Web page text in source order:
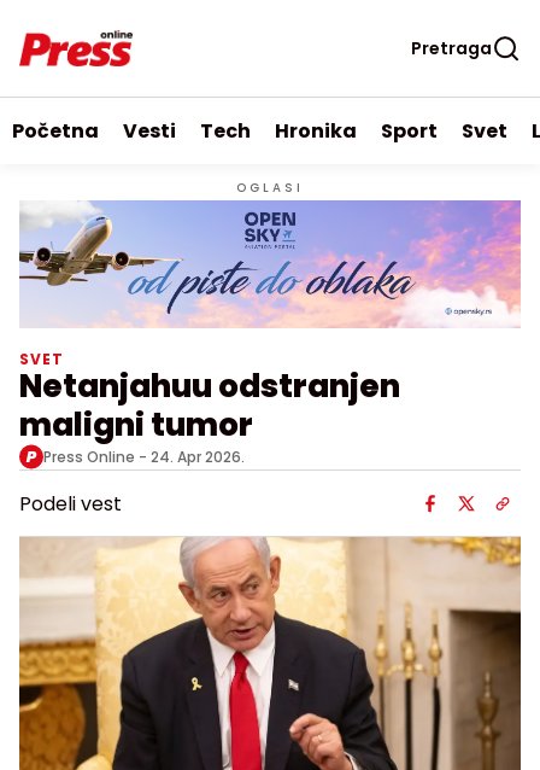
Pretraga
Početna Vesti Tech Hronika Sport Svet
OGLASI
SVET
Netanjahuu odstranjen
maligni tumor
Press Online - 24. Apr 2026.
Podeli vest